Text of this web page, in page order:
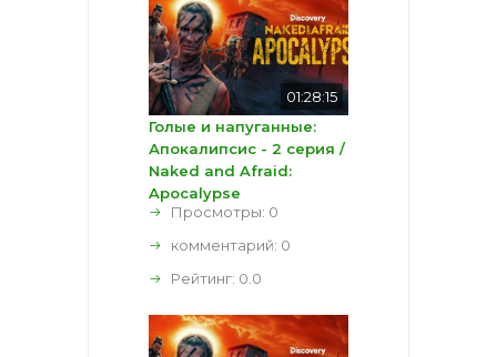
01:28:15
Голые и напуганные:
Апокалипсис - 2 серия /
Naked and Afraid:
Apocalypse
Просмотры: 0
комментарий: 0
Рейтинг: 0.0